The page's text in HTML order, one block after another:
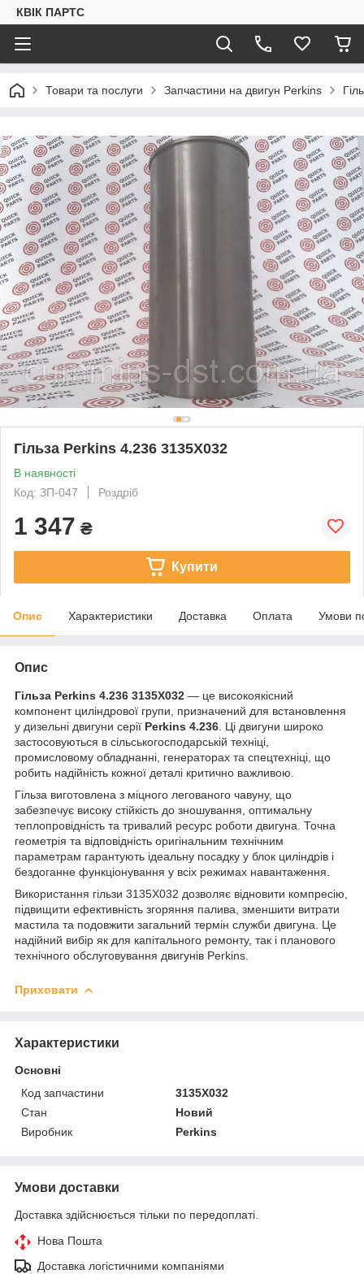
КВІК ПАРТС
Товари та послуги Запчастини на двигун Perkins
Гільза Perkins 4.236 3135X032
В наявності
Код: ЗП-047
Роздріб
1 347 ₴
Купити
Опис Характеристики Доставка Оплата Умови
Опис
Гільза Perkins 4.236 3135X032 — це високоякісний
компонент циліндрової групи, призначений для встановлення
у дизельні двигуни серії Perkins 4.236 . Ці двигуни широко
застосовуються в сільськогосподарській техніці,
промисловому обладнанні, генераторах та спецтехніці, що
робить надійність кожної деталі критично важливою.
Гільза виготовлена з міцного легованого чавуну, що
забезпечує високу стійкість до зношування, оптимальну
теплопровідність та тривалий ресурс роботи двигуна. Точна
геометрія та відповідність оригінальним технічним
параметрам гарантують ідеальну посадку у блок циліндрів і
бездоганне функціонування у всіх режимах навантаження.
Використання гільзи 3135X032 дозволяє відновити компресію,
підвищити ефективність згоряння палива, зменшити витрати
мастила та подовжити загальний термін служби двигуна. Це
надійний вибір як для капітального ремонту, так і планового
технічного обслуговування двигунів Perkins.
Приховати
Характеристики
Основні
Код запчастини
3135X032
Стан
Новий
Виробник
Perkins
Умови доставки
Доставка здійснюється тільки по передоплаті.
Нова Пошта
Доставка логістичними компаніями